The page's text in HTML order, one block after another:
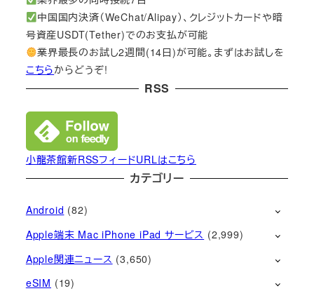
中国国内決済（WeChat/Alipay）、クレジットカードや暗
号資産USDT(Tether)でのお支払が可能
業界最長のお試し2週間(14日)が可能。まずはお試しを
こちらからどうぞ!
RSS
小龍茶館新RSSフィードURLはこちら
カテゴリー
Android (82)
Apple端末 Mac iPhone iPad サービス (2,999)
Apple関連ニュース (3,650)
eSIM (19)